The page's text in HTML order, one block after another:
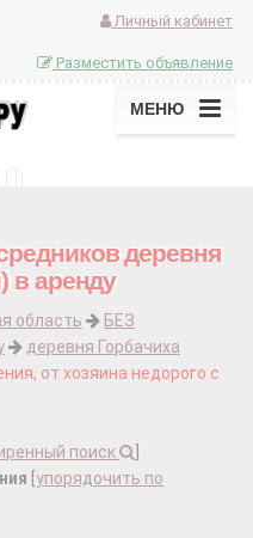
Личный кабинет
Разместить объявление
МЕНЮ
деревня
в аренду
область
БЕЗ
деревня Горбачиха
от хозяина недорого с
поиск
упорядочить по